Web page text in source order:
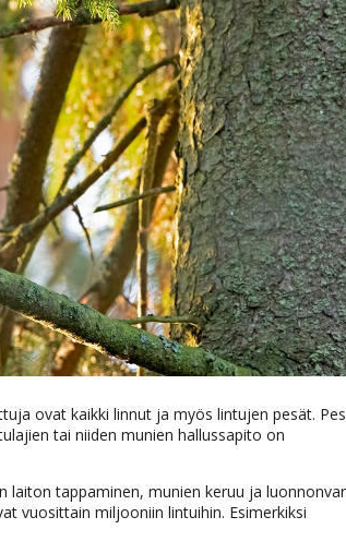
ovat kaikki linnut ja myös lintujen pesät.
tai niiden munien hallussapito on
laiton tappaminen, munien keruu ja
vuosittain miljooniin lintuihin. Esimerkiksi